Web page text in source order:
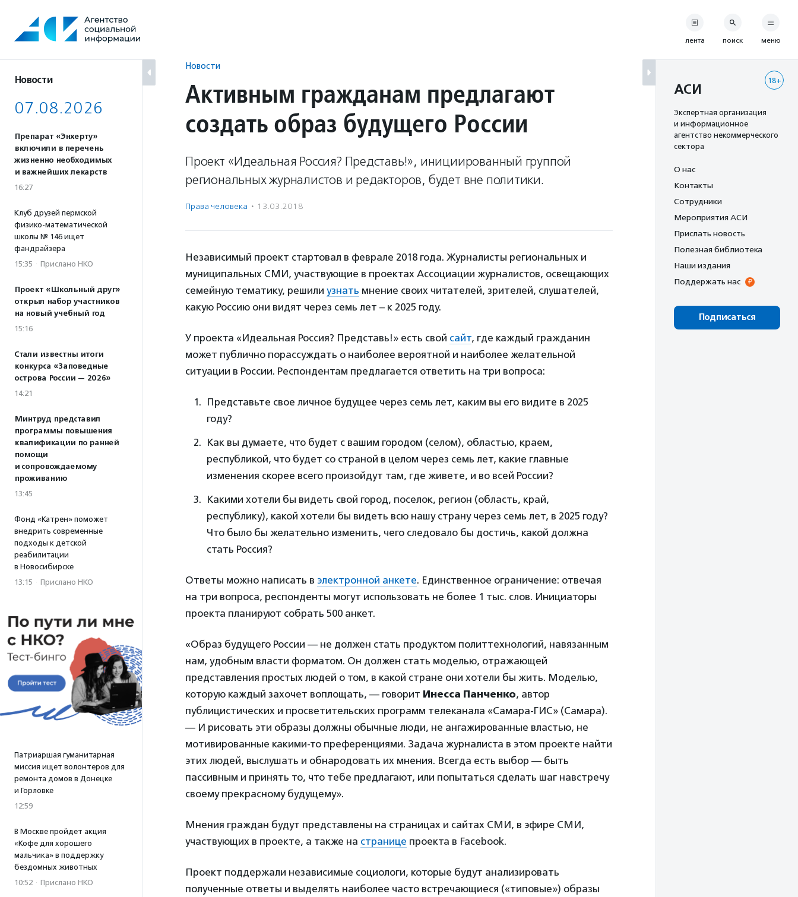
содержанию
Новости
07.08.2026
Препарат «Энхерту»
включили в перечень
жизненно необходимых
и важнейших лекарств
16:27
Клуб друзей пермской
физико-математической
школы № 146 ищет
фандрайзера
15:35 · Прислано НКО
Проект «Школьный друг»
открыл набор участников
на новый учебный год
15:16
Стали известны итоги
конкурса «Заповедные
острова России — 2026»
14:21
Минтруд представил
программы повышения
квалификации по ранней
помощи
и сопровождаемому
проживанию
13:45
Фонд «Катрен» поможет
внедрить современные
подходы к детской
реабилитации
в Новосибирске
13:15 · Прислано НКО
Патриаршая гуманитарная
миссия ищет волонтеров для
ремонта домов в Донецке
и Горловке
12:59
В Москве пройдет акция
«Кофе для хорошего
мальчика» в поддержку
бездомных животных
10:52 · Прислано НКО
Новости
Активным гражданам предлагают
создать образ будущего России
Проект «Идеальная Россия? Представь!», инициированный группой
региональных журналистов и редакторов, будет вне политики.
Права человека · 13.03.2018
Независимый проект стартовал в феврале 2018 года. Журналисты региональных и
муниципальных СМИ, участвующие в проектах Ассоциации журналистов, освещающих
семейную тематику, решили узнать мнение своих читателей, зрителей, слушателей,
какую Россию они видят через семь лет – к 2025 году.
У проекта «Идеальная Россия? Представь!» есть свой сайт, где каждый гражданин
может публично порассуждать о наиболее вероятной и наиболее желательной
ситуации в России. Респондентам предлагается ответить на три вопроса:
Представьте свое личное будущее через семь лет, каким вы его видите в 2025
году?
Как вы думаете, что будет с вашим городом (селом), областью, краем,
республикой, что будет со страной в целом через семь лет, какие главные
изменения скорее всего произойдут там, где живете, и во всей России?
Какими хотели бы видеть свой город, поселок, регион (область, край,
республику), какой хотели бы видеть всю нашу страну через семь лет, в 2025 году?
Что было бы желательно изменить, чего следовало бы достичь, какой должна
стать Россия?
Ответы можно написать в электронной анкете. Единственное ограничение: отвечая
на три вопроса, респонденты могут использовать не более 1 тыс. слов. Инициаторы
проекта планируют собрать 500 анкет.
«Образ будущего России — не должен стать продуктом политтехнологий, навязанным
нам, удобным власти форматом. Он должен стать моделью, отражающей
представления простых людей о том, в какой стране они хотели бы жить. Моделью,
которую каждый захочет воплощать, — говорит Инесса Панченко, автор
публицистических и просветительских программ телеканала «Самара-ГИС» (Самара).
— И рисовать эти образы должны обычные люди, не ангажированные властью, не
мотивированные какими-то преференциями. Задача журналиста в этом проекте найти
этих людей, выслушать и обнародовать их мнения. Всегда есть выбор — быть
пассивным и принять то, что тебе предлагают, или попытаться сделать шаг навстречу
своему прекрасному будущему».
Мнения граждан будут представлены на страницах и сайтах СМИ, в эфире СМИ,
участвующих в проекте, а также на странице проекта в Facebook.
Проект поддержали независимые социологи, которые будут анализировать
полученные ответы и выделять наиболее часто встречающиеся («типовые») образы
лента поиск меню
18+
АСИ
Экспертная организация
и информационное
агентство некоммерческого
сектора
О нас
Контакты
Сотрудники
Мероприятия АСИ
Прислать новость
Полезная библиотека
Наши издания
Поддержать нас
Подписаться